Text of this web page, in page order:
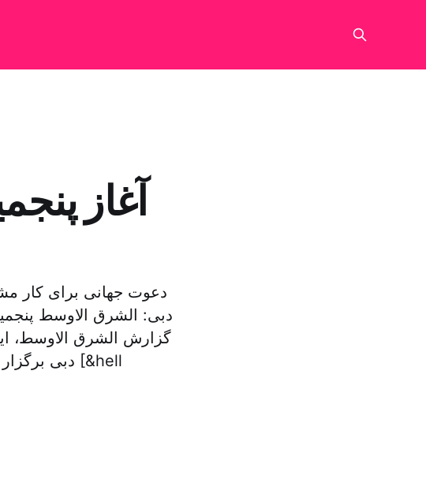
آغاز
دعوت جهانی برای کار
دبی: الشرق الاوسط
گزارش الشرق الاوسط،
دبی برگزار می‌شود با شعار «تقویت نوآوری-رهبر تغییر» در نمایشگاه و [&hell